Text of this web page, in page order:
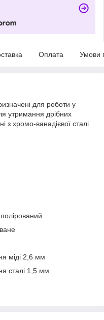
Оплата Умови
для роботи у
утримання дрібних
з хромо-ванадієвої сталі
міді 2,6 мм
сталі 1,5 мм